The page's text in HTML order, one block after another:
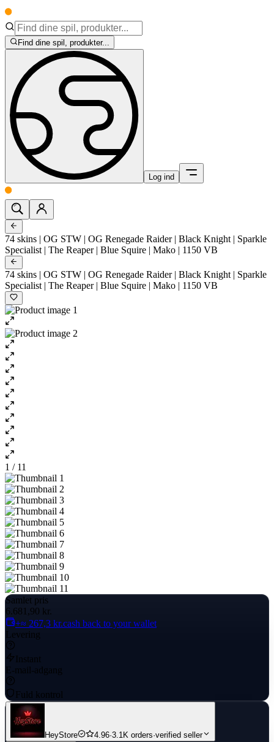
Find dine spil, produkter...
Log ind
74 skins | OG STW | OG Renegade Raider | Black Knight | Sparkle
Specialist | The Reaper | Blue Squire | Mako | 1150 VB
74 skins | OG STW | OG Renegade Raider | Black Knight | Sparkle
Specialist | The Reaper | Blue Squire | Mako | 1150 VB
1 / 11
Samlet pris
6.681,90 kr.
+≈ 267,3 kr.cash back to your wallet
Levering
Instant
E-mail-adgang
Fuld kontrol
HeyStore 4.96·3.1K orders·verified seller